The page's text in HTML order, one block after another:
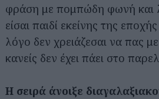
φράση με πομπώδη φωνή και
είσαι παιδί εκείνης της
λόγο δεν χρειάζεσαι να πας
κανείς δεν έχει πάει στο
Η σειρά άνοιξε